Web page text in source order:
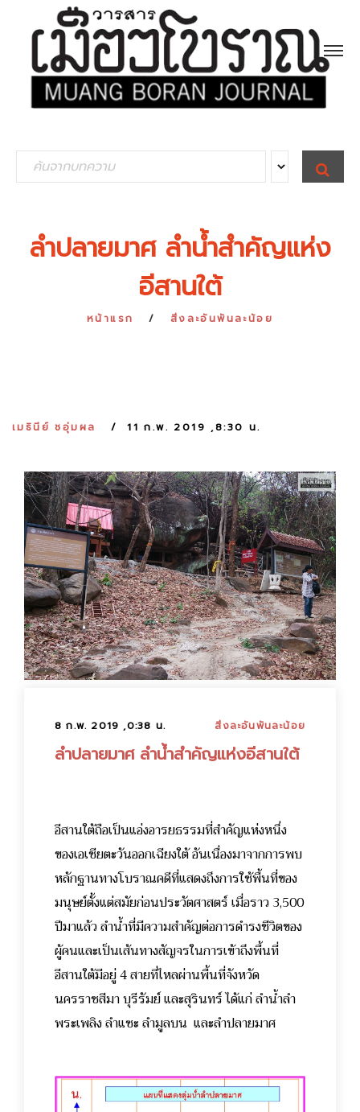
e
S
E
A
ลำปลายมาศ ลำน้ำสำคัญแห่ง
อีสานใต้
หน้าแรก สิ่งละอันพันละน้อย
เมธินีย์ ชอุ่มผล 11 ก.พ. 2019 ,8:30 น.
8 ก.พ. 2019 ,0:38 น. สิ่งละอันพันละน้อย
ลำปลายมาศ ลำน้ำสำคัญแห่งอีสานใต้
อีสานใต้ถือเป็นแอ่งอารยธรรมที่สำคัญแห่งหนึ่ง
ของเอเชียตะวันออกเฉียงใต้ อันเนื่องมาจากการพบ
หลักฐานทางโบราณคดีที่แสดงถึงการใช้พื้นที่ของ
มนุษย์ตั้งแต่สมัยก่อนประวัตศาสตร์ เมื่อราว 3,500
ปีมาแล้วลำน้ำที่มีความสำคัญต่อการดำรงชีวิตของ
ผู้คนและเป็นเส้นทางสัญจรในการเข้าถึงพื้นที่
อีสานใต้มีอยู่ 4 สายที่ไหลผ่านพื้นที่จังหวัด
นครราชสีมา บุรีรัมย์ และสุรินทร์ ได้แก่ ลำน้ำลำ
พระเพลิง ลำแซะ ลำมูลบน และลำปลายมาศ